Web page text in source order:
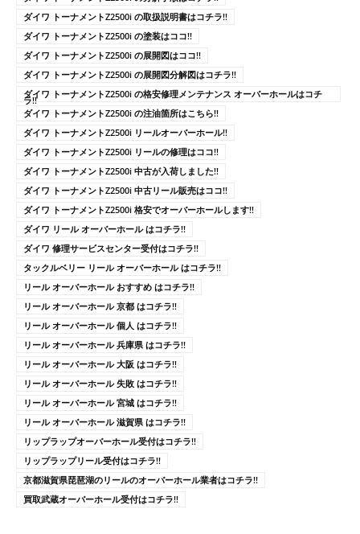
ダイワ トーナメントZ2500i の取扱説明書はコチラ!!
ダイワ トーナメントZ2500i の塗装はココ!!
ダイワ トーナメントZ2500i の展開図はココ!!
ダイワ トーナメントZ2500i の展開図分解図はコチラ!!
ダイワ トーナメントZ2500i の格安修理メンテナンス オーバーホールはコチ
ラ!!
ダイワ トーナメントZ2500i の注油箇所はこちら!!
ダイワ トーナメントZ2500i リールオーバーホール!!
ダイワ トーナメントZ2500i リールの修理はココ!!
ダイワ トーナメントZ2500i 中古が入荷しました!!
ダイワ トーナメントZ2500i 中古リール販売はココ!!
ダイワ トーナメントZ2500i 格安でオーバーホールします!!
ダイワ リール オーバーホール はコチラ!!
ダイワ 修理サービスセンター受付はコチラ!!
タックルベリー リール オーバーホール はコチラ!!
リール オーバーホール おすすめ はコチラ!!
リール オーバーホール 京都 はコチラ!!
リール オーバーホール 個人 はコチラ!!
リール オーバーホール 兵庫県 はコチラ!!
リール オーバーホール 大阪 はコチラ!!
リール オーバーホール 失敗 はコチラ!!
リール オーバーホール 宮城 はコチラ!!
リール オーバーホール 滋賀県 はコチラ!!
リップラップオーバーホール受付はコチラ!!
リップラップリール受付はコチラ!!
京都滋賀県琵琶湖のリールのオーバーホール業者はコチラ!!
買取武蔵オーバーホール受付はコチラ!!